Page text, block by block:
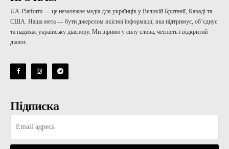
UA-Platform — це незалежне медіа для українців у Великій Британії, Канаді та
США. Наша мета — бути джерелом якісної інформації, яка підтримує, об’єднує
та надихає українську діаспору. Ми віримо у силу слова, чесність і відкритий
діалог.
Підписка